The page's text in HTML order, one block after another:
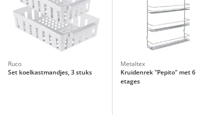
Ruco
Set koelkastmandjes, 3 stuks
Metaltex
Kruidenrek "Pepito" met 6
etages